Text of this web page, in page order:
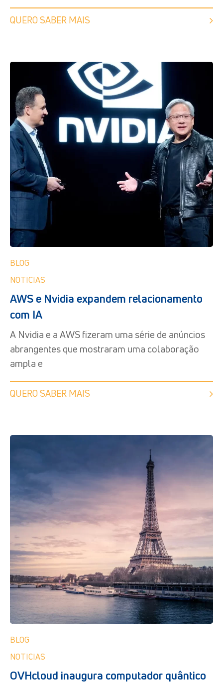
QUERO SABER MAIS
BLOG
NOTICIAS
AWS e Nvidia expandem relacionamento
com IA
A Nvidia e a AWS fizeram uma série de anúncios
abrangentes que mostraram uma colaboração
ampla e
QUERO SABER MAIS
BLOG
NOTICIAS
OVHcloud inaugura computador quântico